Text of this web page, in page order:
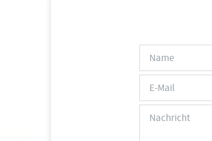
Name
E-Mail
Nachricht